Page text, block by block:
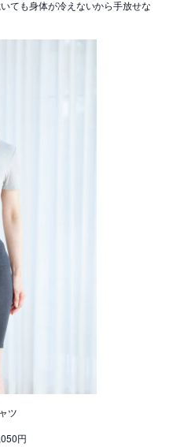
ても身体が冷えないから手放せな
ツ
円